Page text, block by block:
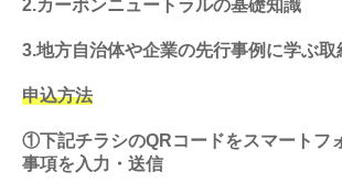
2.カーボンニュートラルの基礎知識
3.地方自治体や企業の先行事例に学ぶ取
申込方法
①下記チラシのQRコードをスマートフ
事項を入力・送信